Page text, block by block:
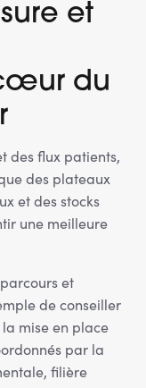
et
du
des flux patients,
des plateaux
et des stocks
une meilleure
et
de conseiller
mise en place
par la
filière